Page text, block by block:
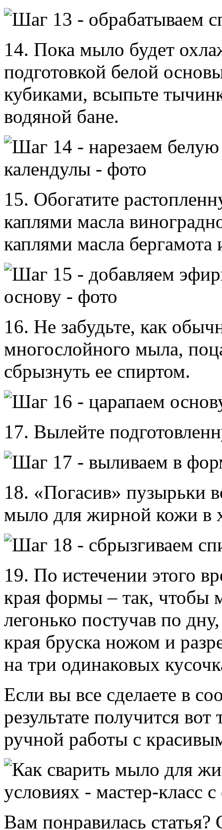
14. Пока мыло будет
подготовкой белой
кубиками, всыпьте
водяной бане.
15. Обогатите
каплями масла
каплями масла бергамота
16. Не забудьте, как
многослойного мыла,
сбрызнуть ее спиртом.
17. Вылейте
18. «Погасив» пузырьки
мыло для жирной кожи в
19. По истечении этого
края формы – так, чтобы
легонько постучав по
края бруска ножом и
на три одинаковых
Если вы все сделаете в
результате получится
ручной работы с
Вам понравилась статья?